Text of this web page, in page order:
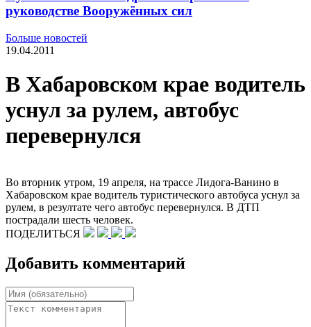
руководстве Вооружённых сил
Больше новостей
19.04.2011
В Хабаровском крае водитель
уснул за рулем, автобус
перевернулся
Во вторник утром, 19 апреля, на трассе Лидога-Ванино в
Хабаровском крае водитель туристического автобуса уснул за
рулем, в резултате чего автобус перевернулся. В ДТП
пострадали шесть человек.
ПОДЕЛИТЬСЯ
Добавить комментарий